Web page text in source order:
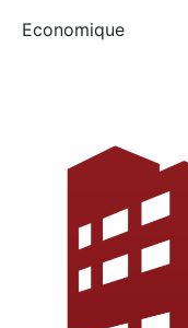
Economique